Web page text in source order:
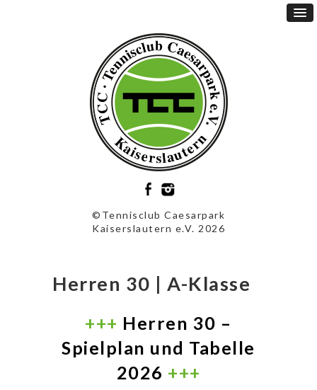
©Tennisclub Caesarpark
Kaiserslautern e.V. 2026
Herren 30 | A-Klasse
+++ Herren 30 –
Spielplan und Tabelle
2026 +++